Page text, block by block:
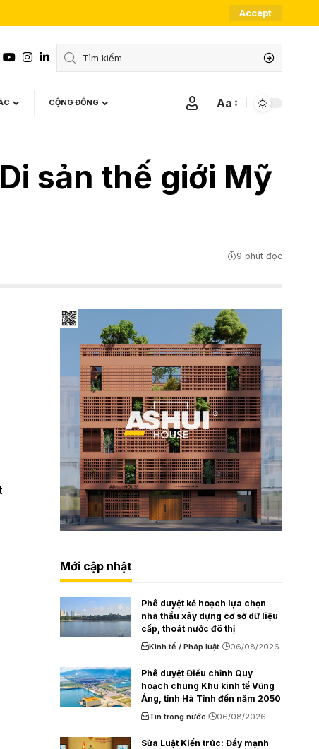
Accept
CỘNG ĐỒNG
Font
Aa
sản thế giới Mỹ
9 phút đọc
Mới cập nhật
Phê duyệt kế hoạch lựa chọn
nhà thầu xây dựng cơ sở dữ liệu
cấp, thoát nước đô thị
Kinh tế / Pháp luật 06/08/2026
Phê duyệt Điều chỉnh Quy
hoạch chung Khu kinh tế Vũng
Áng, tỉnh Hà Tĩnh đến năm 2050
Tin trong nước 06/08/2026
Sửa Luật Kiến trúc: Đẩy mạnh